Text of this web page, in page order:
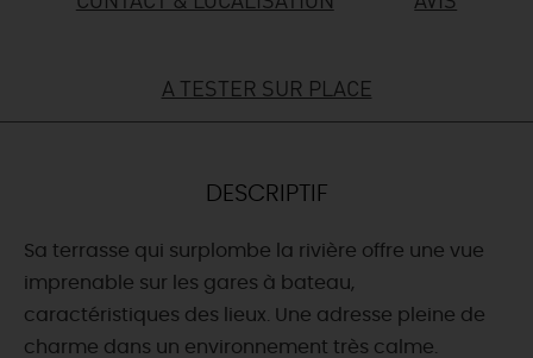
TOUT L'AGENDA
A TESTER SUR PLACE
DESCRIPTIF
Sa terrasse qui surplombe la rivière offre une vue
imprenable sur les gares à bateau,
caractéristiques des lieux. Une adresse pleine de
charme dans un environnement très calme.